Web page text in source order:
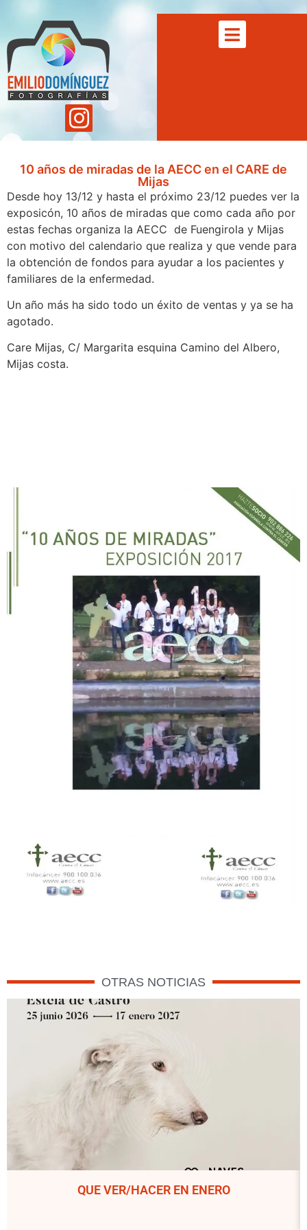
10 años de miradas de la AECC en el CARE de
Mijas
Desde hoy 13/12 y hasta el próximo 23/12 puedes ver la
exposicón, 10 años de miradas que como cada año por
estas fechas organiza la AECC de Fuengirola y Mijas
con motivo del calendario que realiza y que vende para
la obtención de fondos para ayudar a los pacientes y
familiares de la enfermedad.
Un año más ha sido todo un éxito de ventas y ya se ha
agotado.
Care Mijas, C/ Margarita esquina Camino del Albero,
Mijas costa.
OTRAS NOTICIAS
QUE VER/HACER EN ENERO